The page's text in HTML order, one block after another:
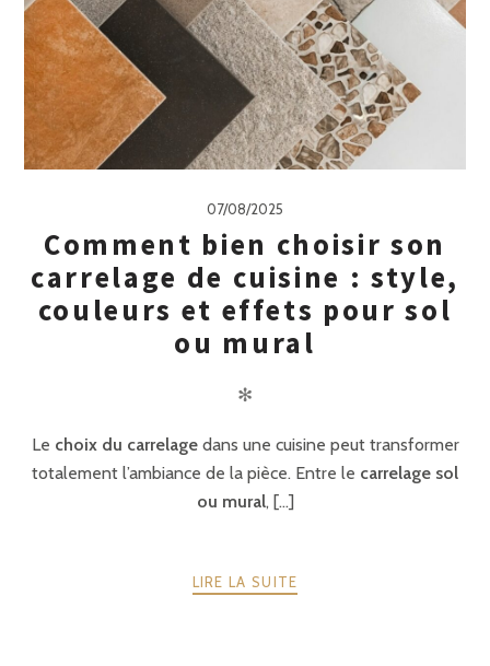
07/08/2025
Comment bien choisir son
carrelage de cuisine : style,
couleurs et effets pour sol
ou mural
✻
Le choix du carrelagedans une cuisine peut transformer
totalement l’ambiance de la pièce. Entre le carrelage sol
ou mural, [...]
LIRE LA SUITE